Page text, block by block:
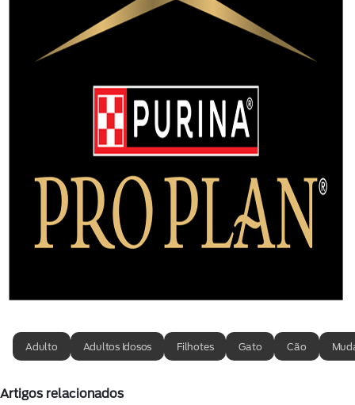
Adulto Adultos Idosos Filhotes Gato Cão
Artigos relacionados